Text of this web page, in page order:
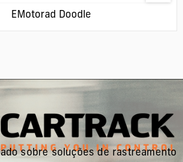
EMotorad Doodle
sobre soluções de rastreamento